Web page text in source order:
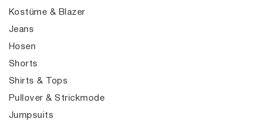
Kostüme & Blazer
Jeans
Hosen
Shorts
Shirts & Tops
Pullover & Strickmode
Jumpsuits